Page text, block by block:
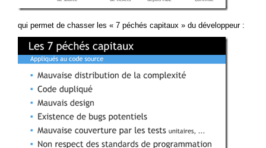
qui permet de chasser les « 7 péchés capitaux » du développeur :